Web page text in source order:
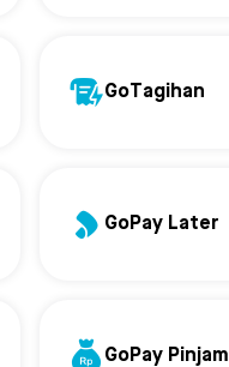
GoTagihan
GoPay Later
GoPay Pinjam